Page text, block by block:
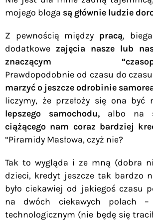
mojego bloga są głównie ludzie
Z pewnością między pracą,
dodatkowe zajęcia nasze lub
znaczącym
Prawdopodobnie od czasu do czasu
marzyć o jeszcze odrobinie
liczymy, że przełoży się ona być
lepszego samochodu, albo na
ciążącego nam coraz bardziej
“Piramidy Masłowa, czyż nie?
Tak to wygląda i ze mną (dobra
dzieci, kredyt jeszcze tak bardzo
było ciekawiej od jakiegoś czasu
na dwóch ciekawych polach
technologicznym (nie będę się